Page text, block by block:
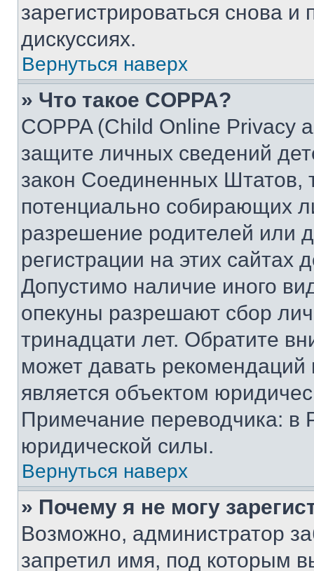
зарегистрироваться снова и
дискуссиях.
Вернуться наверх
» Что такое COPPA?
COPPA (Child Online Privacy
защите личных сведений
закон Соединенных Штатов,
потенциально собирающих
разрешение родителей или
регистрации на этих сайтах
Допустимо наличие иного
опекуны разрешают сбор
тринадцати лет. Обратите
может давать
является объектом
Примечание переводчика: в
юридической силы.
Вернуться наверх
» Почему я не могу
Возможно, администратор
запретил имя, под которым